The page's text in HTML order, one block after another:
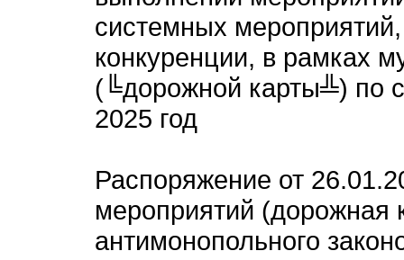
системных
конкуренции, в рамках
(╚дорожной карты╩) по
2025 год
Распоряжение от
мероприятий (дорожная
антимонопольного